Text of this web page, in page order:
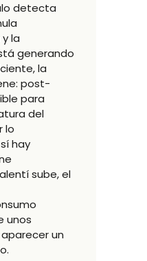
detecta
la
generando
la
post-
para
del
lo
hay
sube, el
unos
un